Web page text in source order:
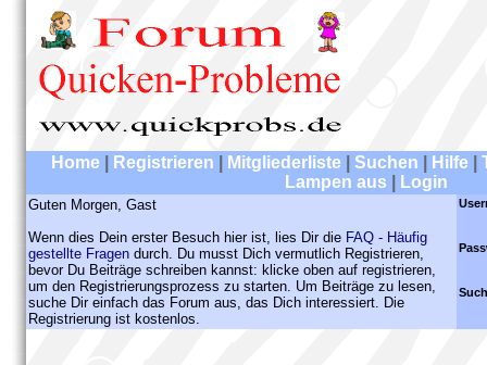
Home Registrieren Mitgliederliste Suchen Hilfe
Lampen aus
Login
Guten Morgen, Gast
Wenn dies Dein erster Besuch hier ist, lies Dir die FAQ - Häufig
gestellte Fragen durch. Du musst Dich vermutlich Registrieren,
bevor Du Beiträge schreiben kannst: klicke oben auf registrieren,
um den Registrierungsprozess zu starten. Um Beiträge zu lesen,
suche Dir einfach das Forum aus, das Dich interessiert. Die
Registrierung ist kostenlos.